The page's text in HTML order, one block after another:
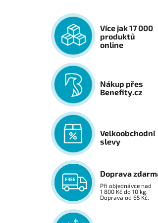
Více jak 17 000
produktů
online
Nákup přes
Benefity.cz
Velkoobchodní
slevy
Doprava
Při objednávce nad
1 800 Kč do 10 kg.
Doprava od 65 Kč.